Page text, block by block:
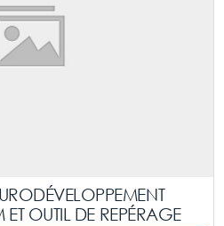
ET OUTIL DE REPÉRAGE